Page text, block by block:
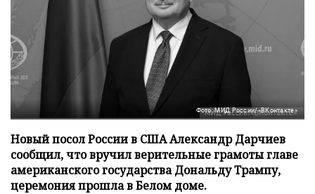
Фото: МИД России/«ВКонтакте»
Новый посол России в США Александр Дарчиев
сообщил, что вручил верительные грамоты главе
американского государства Дональду Трампу,
церемония прошла в Белом доме.